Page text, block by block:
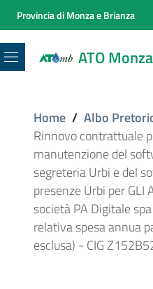
Provincia di Monza e Brianza
ATO
Menu
Home / Albo
Rinnovo contrattuale
manutenzione del
segreteria Urbi e del
presenze Urbi per
società PA Digitale
relativa spesa annua
esclusa) - CIG